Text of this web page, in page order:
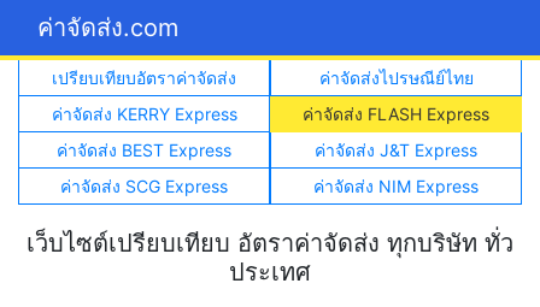
ค่าจัดส่ง.com
เปรียบเทียบอัตราค่าจัดส่ง
ค่าจัดส่งไปรษณีย์ไทย
ค่าจัดส่ง KERRY Express
ค่าจัดส่ง FLASH Express
ค่าจัดส่ง BEST Express
ค่าจัดส่ง J&T Express
ค่าจัดส่ง SCG Express
ค่าจัดส่ง NIM Express
เว็บไซต์เปรียบเทียบ อัตราค่าจัดส่ง ทุกบริษัท ทั่ว
ประเทศ